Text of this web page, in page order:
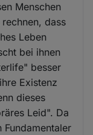
Menschen
dass
Leben
bei ihnen
besser
Existenz
dieses
Leid". Da
Fundamentaler